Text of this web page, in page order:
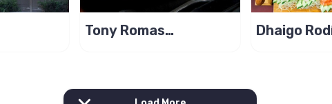
Tony Romas
Dhaigo